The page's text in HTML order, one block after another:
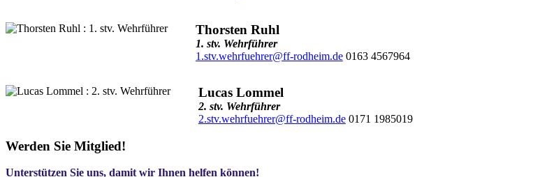
Thorsten Ruhl
1. stv. Wehrführer
1.stv.wehrfuehrer@ff-rodheim.de0163 4567964
Lucas Lommel
2. stv. Wehrführer
2.stv.wehrfuehrer@ff-rodheim.de0171 1985019
Werden Sie Mitglied!
Unterstützen Sie uns, damit wir Ihnen helfen können!